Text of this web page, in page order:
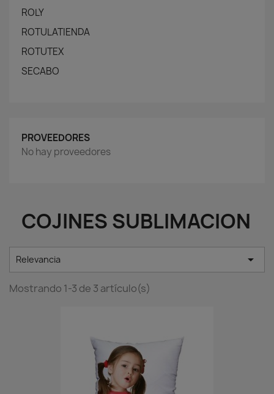
ROLY
ROTULATIENDA
ROTUTEX
SECABO
PROVEEDORES
No hay proveedores
COJINES SUBLIMACION
Relevancia 
Mostrando 1-3 de 3 artículo(s)